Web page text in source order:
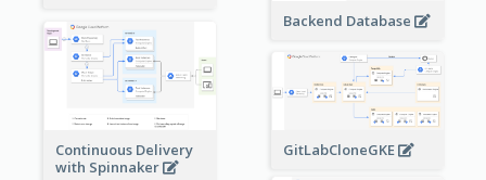
Backend Database
Continuous Delivery
with Spinnaker
GitLabCloneGKE